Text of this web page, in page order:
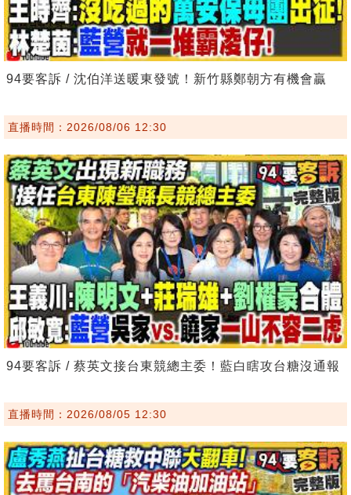
94要客訴 / 沈伯洋送暖東發號！新竹縣鄭朝方有機會贏
直播時間：2026/08/06 12:30
94要客訴 / 蔡英文接台東競總主委！藍白瞎攻台糖沒通報
直播時間：2026/08/05 12:30